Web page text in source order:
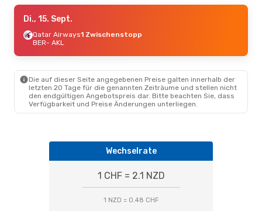
Di., 15. Sept.
Qatar Airways1 Zwischenstopp
BER- AKL
Die auf dieser Seite angegebenen Preise galten innerhalb der
letzten 20 Tage für die genannten Zeiträume und stellen nicht
den endgültigen Angebotspreis dar. Bitte beachten Sie, dass
Verfügbarkeit und Preise Änderungen unterliegen.
Wechselrate
1 CHF = 2.1 NZD
1 NZD = 0.48 CHF